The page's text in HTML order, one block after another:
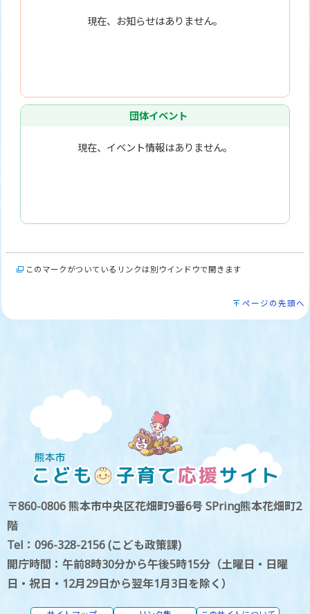
現在、お知らせはありません。
団体イベント
現在、イベント情報はありません。
このマークがついているリンクは別ウインドウで開きます
ページの先頭へ
〒860-0806 熊本市中央区花畑町9番6号 SPring熊本花畑町2
階
Tel：096-328-2156 (こども政策課)
開庁時間：午前8時30分から午後5時15分（土曜日・日曜
日・祝日・12月29日から翌年1月3日を除く）